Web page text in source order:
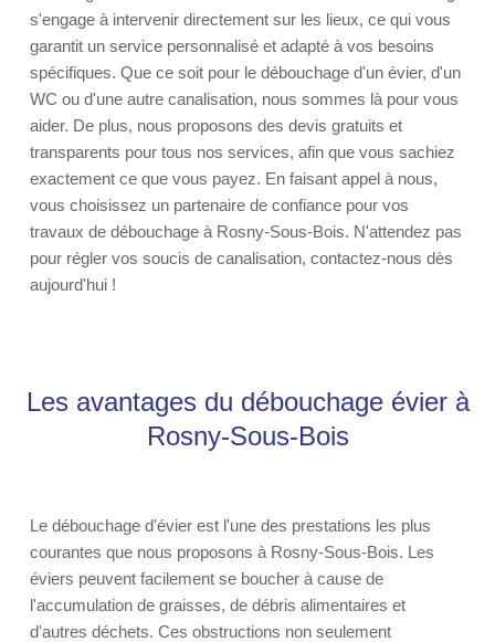
s'engage à intervenir directement sur les lieux, ce qui vous
garantit un service personnalisé et adapté à vos besoins
spécifiques. Que ce soit pour le débouchage d'un évier, d'un
WC ou d'une autre canalisation, nous sommes là pour vous
aider. De plus, nous proposons des devis gratuits et
transparents pour tous nos services, afin que vous sachiez
exactement ce que vous payez. En faisant appel à nous,
vous choisissez un partenaire de confiance pour vos
travaux de débouchage à Rosny-Sous-Bois. N'attendez pas
pour régler vos soucis de canalisation, contactez-nous dès
aujourd'hui !
Les avantages du débouchage évier à
Rosny-Sous-Bois
Le débouchage d'évier est l'une des prestations les plus
courantes que nous proposons à Rosny-Sous-Bois. Les
éviers peuvent facilement se boucher à cause de
l'accumulation de graisses, de débris alimentaires et
d'autres déchets. Ces obstructions non seulement